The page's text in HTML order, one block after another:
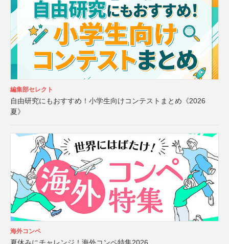
編集部セレクト
自由研究にもおすすめ！小学生向けコンテストまとめ《2026
夏》
海外コンペ